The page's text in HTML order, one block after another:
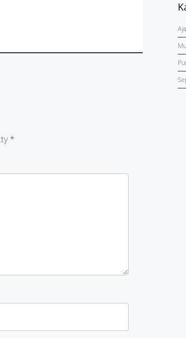
*